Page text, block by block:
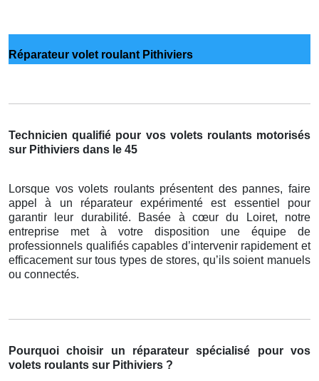
Réparateur volet roulant Pithiviers
Technicien qualifié pour vos volets roulants motorisés
sur Pithiviers dans le 45
Lorsque vos volets roulants présentent des pannes, faire
appel à un réparateur expérimenté est essentiel pour
garantir leur durabilité. Basée à cœur du Loiret, notre
entreprise met à votre disposition une équipe de
professionnels qualifiés capables d’intervenir rapidement et
efficacement sur tous types de stores, qu’ils soient manuels
ou connectés.
Pourquoi choisir un réparateur spécialisé pour vos
volets roulants sur Pithiviers ?